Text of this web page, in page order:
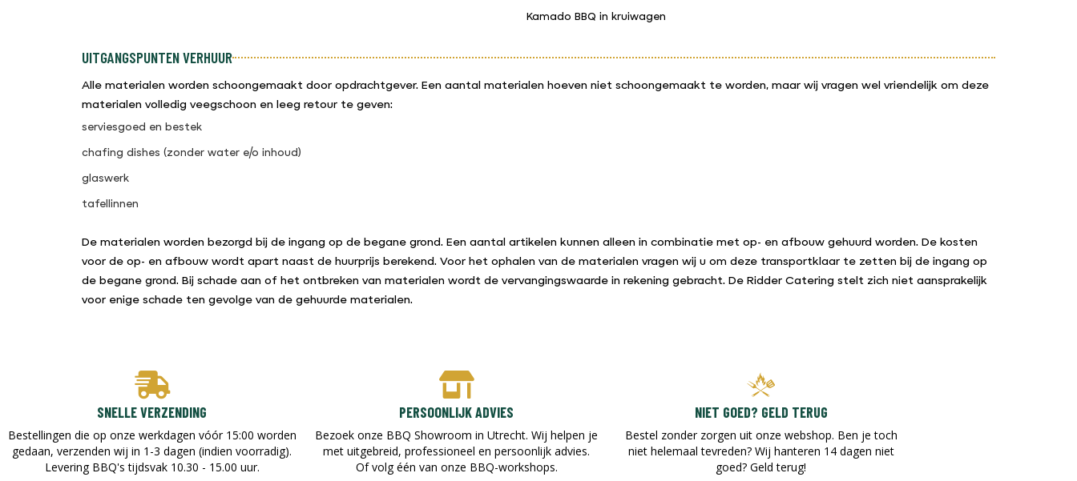
Kamado BBQ in kruiwagen
UITGANGSPUNTEN VERHUUR
Alle materialen worden schoongemaakt door opdrachtgever. Een aantal materialen hoeven niet schoongemaakt te worden, maar wij vragen wel vriendelijk om deze
materialen volledig veegschoon en leeg retour te geven:
serviesgoed en bestek
chafing dishes (zonder water e/o inhoud)
glaswerk
tafellinnen
De materialen worden bezorgd bij de ingang op de begane grond. Een aantal artikelen kunnen alleen in combinatie met op- en afbouw gehuurd worden. De kosten
voor de op- en afbouw wordt apart naast de huurprijs berekend. Voor het ophalen van de materialen vragen wij u om deze transportklaar te zetten bij de ingang op
de begane grond. Bij schade aan of het ontbreken van materialen wordt de vervangingswaarde in rekening gebracht. De Ridder Catering stelt zich niet aansprakelijk
voor enige schade ten gevolge van de gehuurde materialen.
SNELLE VERZENDING
Bestellingen die op onze werkdagen vóór 15:00 worden
gedaan, verzenden wij in 1-3 dagen (indien voorradig).
Levering BBQ's tijdsvak 10.30 - 15.00 uur.
PERSOONLIJK ADVIES
Bezoek onze BBQ Showroom in Utrecht. Wij helpen je
met uitgebreid, professioneel en persoonlijk advies.
Of volg één van onze BBQ-workshops.
NIET GOED? GELD TERUG
Bestel zonder zorgen uit onze webshop. Ben je toch
niet helemaal tevreden? Wij hanteren 14 dagen niet
goed? Geld terug!​